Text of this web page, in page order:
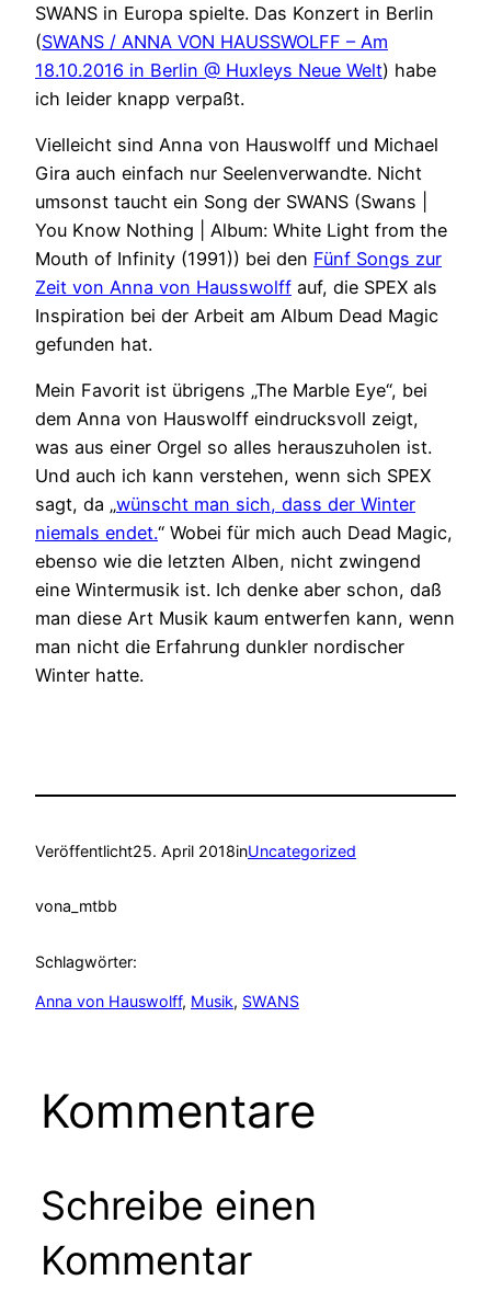
SWANS in Europa spielte. Das Konzert in Berlin
(SWANS / ANNA VON HAUSSWOLFF – Am
18.10.2016 in Berlin @ Huxleys Neue Welt) habe
ich leider knapp verpaßt.
Vielleicht sind Anna von Hauswolff und Michael
Gira auch einfach nur Seelenverwandte. Nicht
umsonst taucht ein Song der SWANS (Swans |
You Know Nothing | Album: White Light from the
Mouth of Infinity (1991)) bei den Fünf Songs zur
Zeit von Anna von Hausswolff auf, die SPEX als
Inspiration bei der Arbeit am Album Dead Magic
gefunden hat.
Mein Favorit ist übrigens „The Marble Eye“, bei
dem Anna von Hauswolff eindrucksvoll zeigt,
was aus einer Orgel so alles herauszuholen ist.
Und auch ich kann verstehen, wenn sich SPEX
sagt, da „wünscht man sich, dass der Winter
niemals endet.“ Wobei für mich auch Dead Magic,
ebenso wie die letzten Alben, nicht zwingend
eine Wintermusik ist. Ich denke aber schon, daß
man diese Art Musik kaum entwerfen kann, wenn
man nicht die Erfahrung dunkler nordischer
Winter hatte.
Veröffentlicht25. April 2018inUncategorized
vona_mtbb
Schlagwörter:
Anna von Hauswolff, Musik, SWANS
Kommentare
Schreibe einen
Kommentar